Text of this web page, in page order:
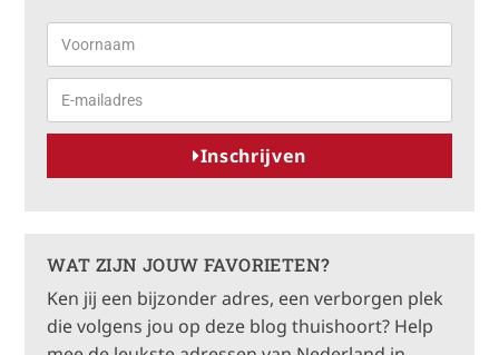
Inschrijven
t
e
WAT ZIJN JOUW FAVORIETEN?
Ken jij een bijzonder adres, een verborgen plek
die volgens jou op deze blog thuishoort? Help